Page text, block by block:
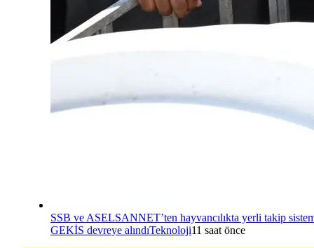
SSB ve ASELSANNET’ten hayvancılıkta yerli takip
GEKİS devreye alındıTeknoloji11 saat önce